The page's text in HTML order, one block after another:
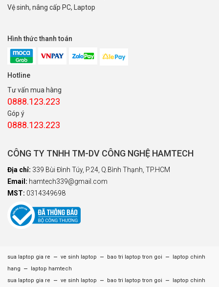
Vệ sinh, nâng cấp PC, Laptop
Hình thức thanh toán
Hotline
Tư vấn mua hàng
0888.123.223
Góp ý
0888.123.223
CÔNG TY TNHH TM-DV CÔNG NGHỆ HAMTECH
Địa chỉ: 339 Bùi Đình Túy, P.24, Q.Bình Thạnh, TP.HCM
Email: hamtech339@gmail.com
MST: 0314349698
sua laptop gia re – ve sinh laptop – bao tri laptop tron goi –
laptop chinh
hang
–
laptop hamtech
sua laptop gia re
– ve sinh laptop – bao tri laptop tron goi – laptop chinh